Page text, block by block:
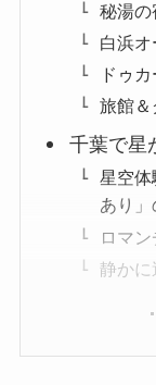
秘湯の
白浜オ
ドゥ
旅館＆
千葉で星
星空体
あり」
ロマ
静かに